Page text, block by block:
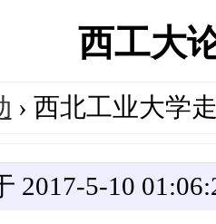
西工大
› 西北工业大学
2017-5-10